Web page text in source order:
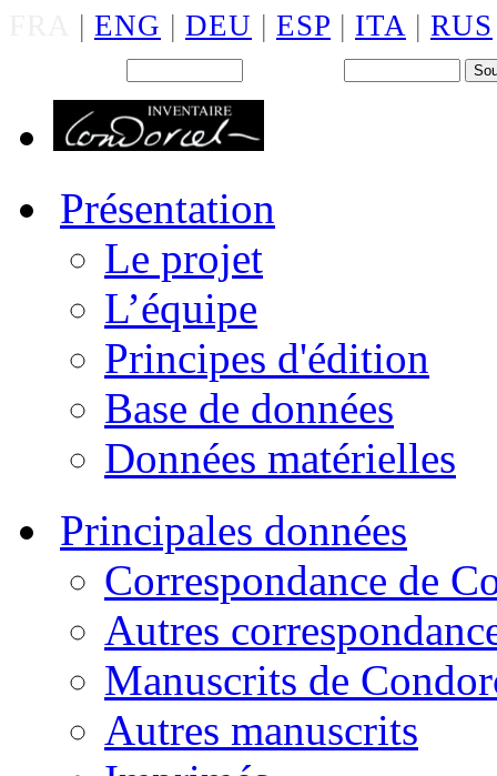
| ENG | DEU | ESP | ITA | RUS
Présentation
Le projet
L’équipe
Principes d'édition
Base de données
Données matérielles
Principales données
Correspondance de
Autres
Manuscrits de
Autres manuscrits